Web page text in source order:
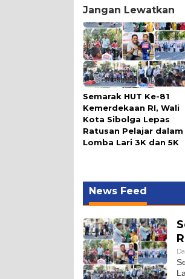
Jangan Lewatkan
Semarak HUT Ke-81
Kemerdekaan RI, Wali
Kota Sibolga Lepas
Ratusan Pelajar dalam
Lomba Lari 3K dan 5K
News Feed